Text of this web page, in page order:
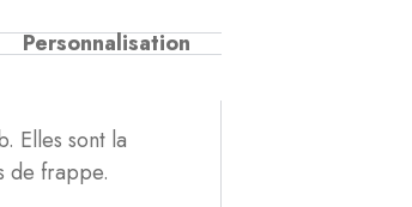
Personnalisation
Elles sont la
de frappe.